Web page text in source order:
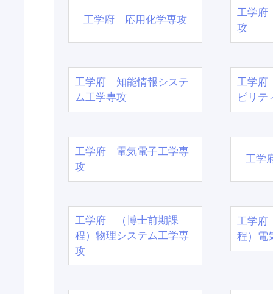
工学府 応用化学専攻
工学府
攻
工学府 知能情報システ
ム工学専攻
工学府
ビリテ
工学府 電気電子工学専
攻
工学
工学府 （博士前期課
程）物理システム工学専
攻
工学
程）電